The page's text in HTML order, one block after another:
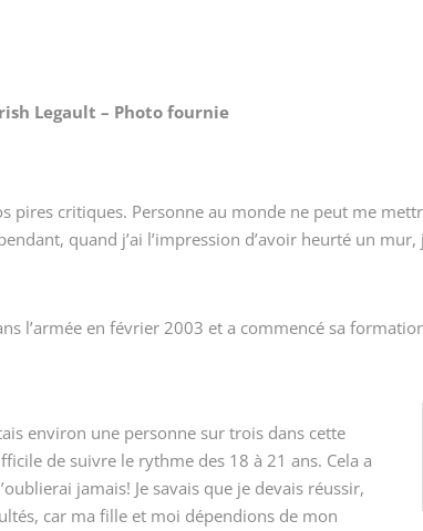
Legault – Photo fournie
pires critiques. Personne au monde ne peut me
quand j’ai l’impression d’avoir heurté un
l’armée en février 2003 et a commencé sa
environ une personne sur trois dans cette
de suivre le rythme des 18 à 21 ans. Cela a
jamais! Je savais que je devais réussir,
car ma fille et moi dépendions de mon